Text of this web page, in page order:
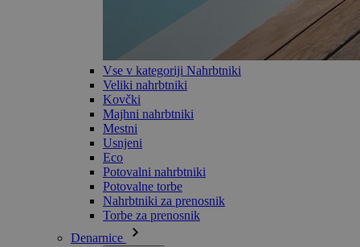
Vse v kategoriji Nahrbtniki
Veliki nahrbtniki
Kovčki
Majhni nahrbtniki
Mestni
Usnjeni
Eco
Potovalni nahrbtniki
Potovalne torbe
Nahrbtniki za prenosnik
Torbe za prenosnik
Denarnice